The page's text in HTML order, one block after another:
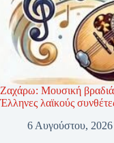
Ζαχάρω: Μουσική
Έλληνες λαϊκούς
6 Αυγούστου, 2026